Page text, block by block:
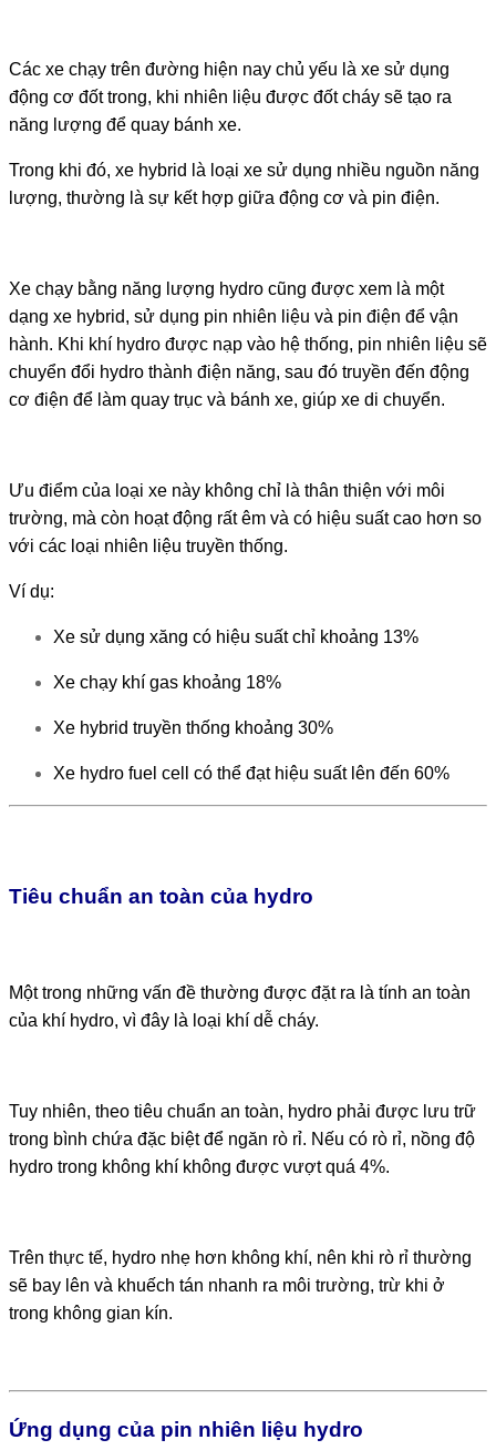
Các xe chạy trên đường hiện nay chủ yếu là xe sử dụng
động cơ đốt trong, khi nhiên liệu được đốt cháy sẽ tạo ra
năng lượng để quay bánh xe.
Trong khi đó, xe hybrid là loại xe sử dụng nhiều nguồn năng
lượng, thường là sự kết hợp giữa động cơ và pin điện.
Xe chạy bằng năng lượng hydro cũng được xem là một
dạng xe hybrid, sử dụng pin nhiên liệu và pin điện để vận
hành. Khi khí hydro được nạp vào hệ thống, pin nhiên liệu sẽ
chuyển đổi hydro thành điện năng, sau đó truyền đến động
cơ điện để làm quay trục và bánh xe, giúp xe di chuyển.
Ưu điểm của loại xe này không chỉ là thân thiện với môi
trường, mà còn hoạt động rất êm và có hiệu suất cao hơn so
với các loại nhiên liệu truyền thống.
Ví dụ:
Xe sử dụng xăng có hiệu suất chỉ khoảng 13%
Xe chạy khí gas khoảng 18%
Xe hybrid truyền thống khoảng 30%
Xe hydro fuel cell có thể đạt hiệu suất lên đến 60%
Tiêu chuẩn an toàn của hydro
Một trong những vấn đề thường được đặt ra là tính an toàn
của khí hydro, vì đây là loại khí dễ cháy.
Tuy nhiên, theo tiêu chuẩn an toàn, hydro phải được lưu trữ
trong bình chứa đặc biệt để ngăn rò rỉ. Nếu có rò rỉ, nồng độ
hydro trong không khí không được vượt quá 4%.
Trên thực tế, hydro nhẹ hơn không khí, nên khi rò rỉ thường
sẽ bay lên và khuếch tán nhanh ra môi trường, trừ khi ở
trong không gian kín.
Ứng dụng của pin nhiên liệu hydro